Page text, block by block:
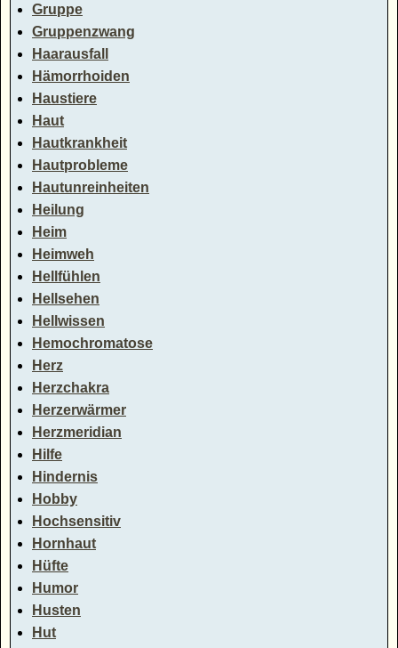
Gruppe
Gruppenzwang
Haarausfall
Hämorrhoiden
Haustiere
Haut
Hautkrankheit
Hautprobleme
Hautunreinheiten
Heilung
Heim
Heimweh
Hellfühlen
Hellsehen
Hellwissen
Hemochromatose
Herz
Herzchakra
Herzerwärmer
Herzmeridian
Hilfe
Hindernis
Hobby
Hochsensitiv
Hornhaut
Hüfte
Humor
Husten
Hut